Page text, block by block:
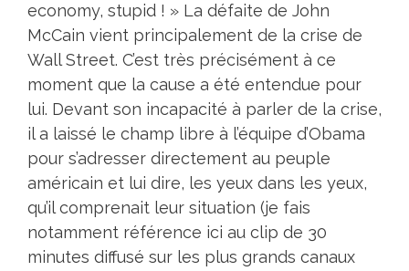
economy, stupid ! » La défaite de John
McCain vient principalement de la crise de
Wall Street. C’est très précisément à ce
moment que la cause a été entendue pour
lui. Devant son incapacité à parler de la crise,
il a laissé le champ libre à l’équipe d’Obama
pour s’adresser directement au peuple
américain et lui dire, les yeux dans les yeux,
qu’il comprenait leur situation (je fais
notamment référence ici au clip de 30
minutes diffusé sur les plus grands canaux